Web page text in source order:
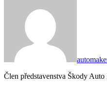
Člen představenstva Škody